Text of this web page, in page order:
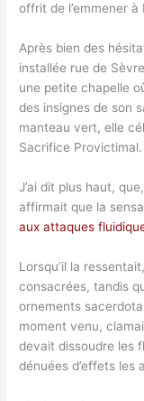
offrit de l’emmener
Après bien des
installée rue de
une petite chapelle
des insignes de son
manteau vert, elle
Sacrifice Provictimal.
J’ai dit plus haut,
affirmait que la
aux attaques
Lorsqu’il la
consacrées, tandis
ornements
moment venu,
devait dissoudre les
dénuées d’effets les